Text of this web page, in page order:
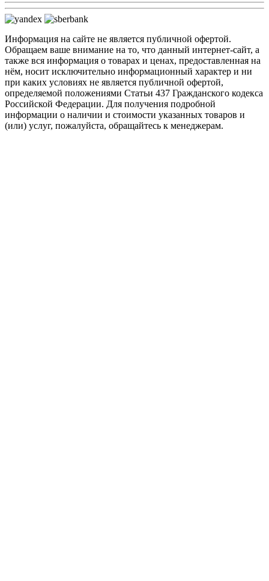
Информация на сайте не является публичной офертой.
Обращаем ваше внимание на то, что данный интернет-сайт, а
также вся информация о товарах и ценах, предоставленная на
нём, носит исключительно информационный характер и ни
при каких условиях не является публичной офертой,
определяемой положениями Статьи 437 Гражданского кодекса
Российской Федерации. Для получения подробной
информации о наличии и стоимости указанных товаров и
(или) услуг, пожалуйста, обращайтесь к менеджерам.